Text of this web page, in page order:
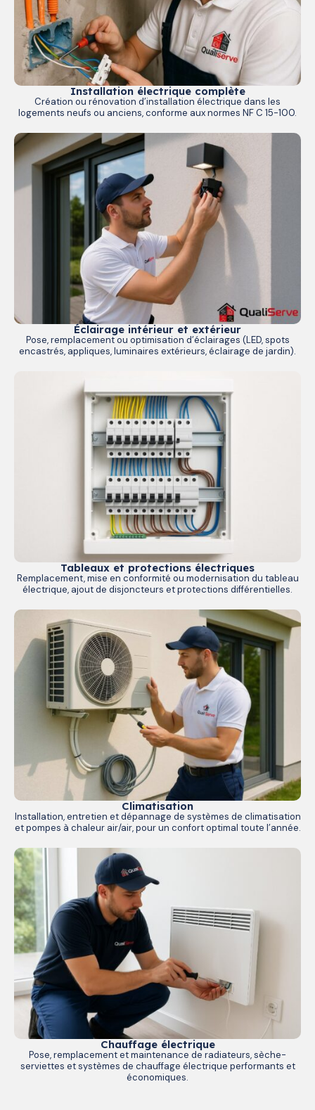
Installation électrique complète
Création ou rénovation d’installation électrique dans les
logements neufs ou anciens, conforme aux normes NF C 15-100.
Éclairage intérieur et extérieur
Pose, remplacement ou optimisation d’éclairages (LED, spots
encastrés, appliques, luminaires extérieurs, éclairage de jardin).
Tableaux et protections électriques
Remplacement, mise en conformité ou modernisation du tableau
électrique, ajout de disjoncteurs et protections différentielles.
Climatisation
Installation, entretien et dépannage de systèmes de climatisation
et pompes à chaleur air/air, pour un confort optimal toute l’année.
Chauffage électrique
Pose, remplacement et maintenance de radiateurs, sèche-
serviettes et systèmes de chauffage électrique performants et
économiques.